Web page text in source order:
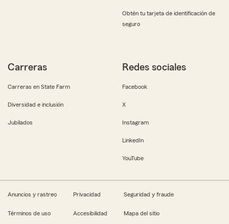
Obtén tu tarjeta de identificación de
seguro
Carreras
Carreras en State Farm
Diversidad e inclusión
Jubilados
Redes sociales
Facebook
X
Instagram
LinkedIn
YouTube
Anuncios y rastreo Privacidad Seguridad y fraude
Términos de uso Accesibilidad Mapa del sitio